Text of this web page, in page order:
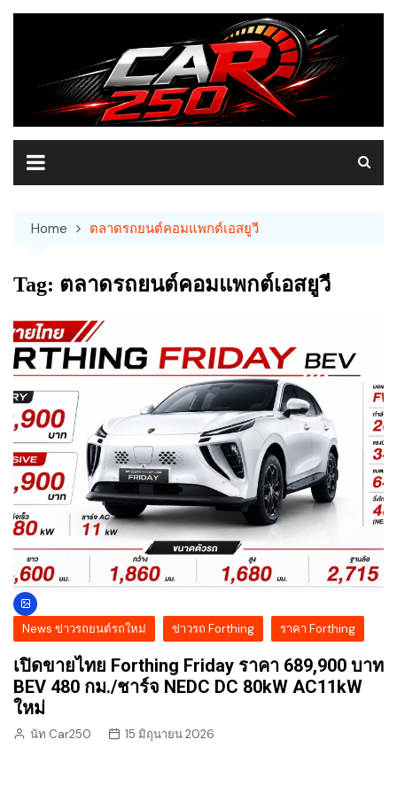
Skip
Home ตลาดรถยนต์คอมแพกต์เอสยูวี
Tag: ตลาดรถยนต์คอมแพกต์เอสยูวี
News ข่าวรถยนต์รถใหม่ ข่าวรถ Forthing ราคา Forthing
เปิดขายไทย Forthing Friday ราคา 689,900 บาท
BEV 480 กม./ชาร์จ NEDC DC 80kW AC11kW
ใหม่
นัท Car250 15 มิถุนายน 2026